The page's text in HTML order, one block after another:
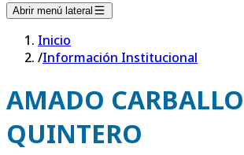
Abrir menú lateral
Inicio
/Información Institucional
AMADO CARBALLO
QUINTERO